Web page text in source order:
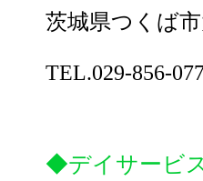
茨城県つくば
TEL.029-856-
◆デイサービ